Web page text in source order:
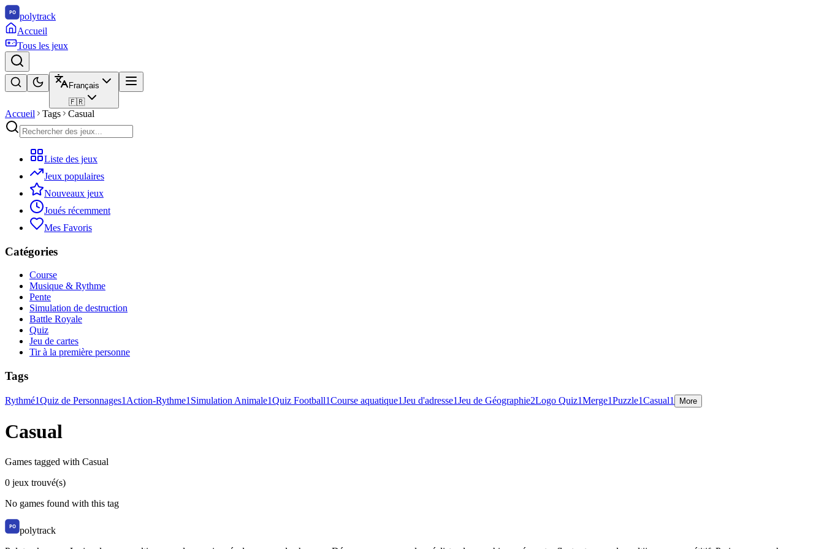
polytrack
Accueil
Tous les jeux
Français
🇫🇷
Accueil Tags Casual
Liste des jeux
Jeux populaires
Nouveaux jeux
Joués récemment
Mes Favoris
Catégories
Course
Musique & Rythme
Pente
Simulation de destruction
Battle Royale
Quiz
Jeu de cartes
Tir à la première personne
Tags
Rythmé1Quiz de Personnages1 Action-Rythme1 Simulation Animale1Quiz Football1Course aquatique1Jeu d'adresse1Jeu de Géographie2Logo Quiz1Merge1Puzzle1Casual1 More
Casual
Games tagged with Casual
0 jeux trouvé(s)
No games found with this tag
polytrack